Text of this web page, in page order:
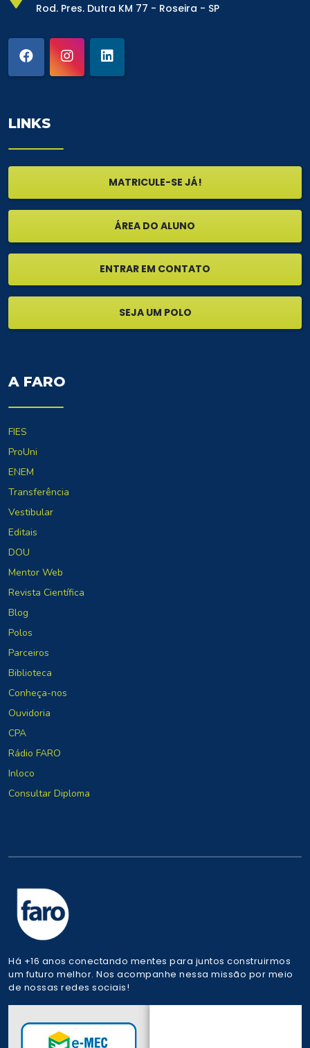
Rod. Pres. Dutra KM 77 - Roseira - SP
LINKS
MATRICULE-SE JÁ!
ÁREA DO ALUNO
ENTRAR EM CONTATO
SEJA UM POLO
A FARO
FIES
ProUni
ENEM
Transferência
Vestibular
Editais
DOU
Mentor Web
Revista Científica
Blog
Polos
Parceiros
Biblioteca
Conheça-nos
Ouvidoria
CPA
Rádio FARO
Inloco
Consultar Diploma
Há +16 anos conectando mentes para juntos construirmos
um futuro melhor. Nos acompanhe nessa missão por meio
de nossas redes sociais!